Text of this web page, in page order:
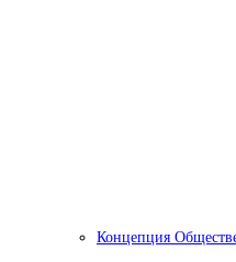
Концепция